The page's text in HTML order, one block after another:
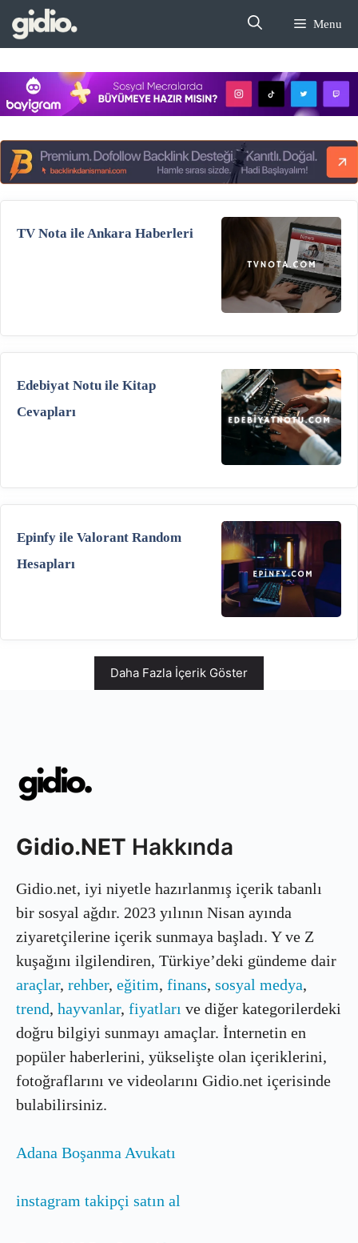
İçeriğe
atla
Menu
TV Nota ile Ankara Haberleri
Edebiyat Notu ile Kitap
Cevapları
Epinfy ile Valorant Random
Hesapları
Daha Fazla İçerik Göster
Gidio.NET Hakkında
Gidio.net, iyi niyetle hazırlanmış içerik tabanlı
bir sosyal ağdır. 2023 yılının Nisan ayında
ziyaretçilerine içerik sunmaya başladı. Y ve Z
kuşağını ilgilendiren, Türkiye’deki gündeme dair
araçlar, rehber, eğitim, finans, sosyal medya,
trend, hayvanlar, fiyatları ve diğer kategorilerdeki
doğru bilgiyi sunmayı amaçlar. İnternetin en
popüler haberlerini, yükselişte olan içeriklerini,
fotoğraflarını ve videolarını Gidio.net içerisinde
bulabilirsiniz.
Adana Boşanma Avukatı
instagram takipçi satın al